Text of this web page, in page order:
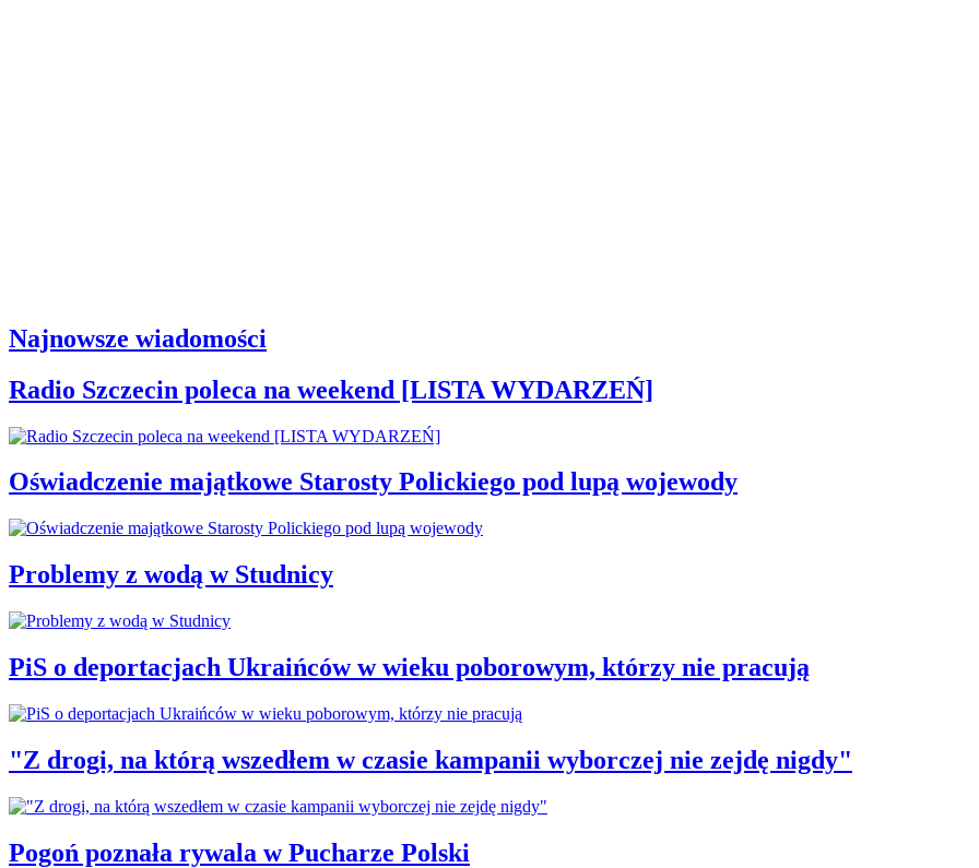
Najnowsze wiadomości
Radio Szczecin poleca na weekend [LISTA WYDARZEŃ]
Oświadczenie majątkowe Starosty Polickiego pod lupą wojewody
Problemy z wodą w Studnicy
PiS o deportacjach Ukraińców w wieku poborowym, którzy nie pracują
"Z drogi, na którą wszedłem w czasie kampanii wyborczej nie zejdę nigdy"
Pogoń poznała rywala w Pucharze Polski